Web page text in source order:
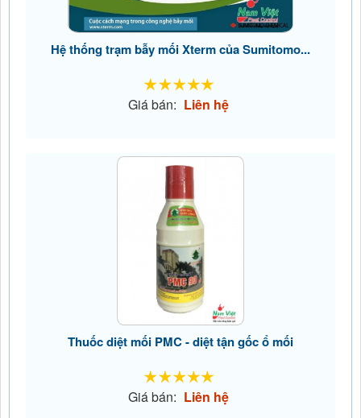
Hệ thống trạm bẫy mối Xterm của Sumitomo...
Giá bán: Liên hệ
Thuốc diệt mối PMC - diệt tận gốc ổ mối
Giá bán: Liên hệ